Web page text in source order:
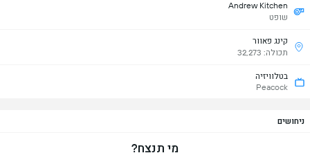
Andrew Kitchen
שופט
קינג פאוור
תכולה: 32,273
בטלוויזיה
Peacock
ניחושים
מי תנצח?